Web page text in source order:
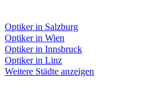
Optiker in Salzburg
Optiker in Wien
Optiker in Innsbruck
Optiker in Linz
Weitere Städte anzeigen